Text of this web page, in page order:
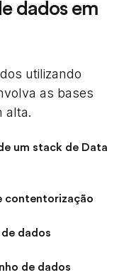
dados em
utilizando
as bases
alta.
um stack de Data
contentorização
dados
de dados